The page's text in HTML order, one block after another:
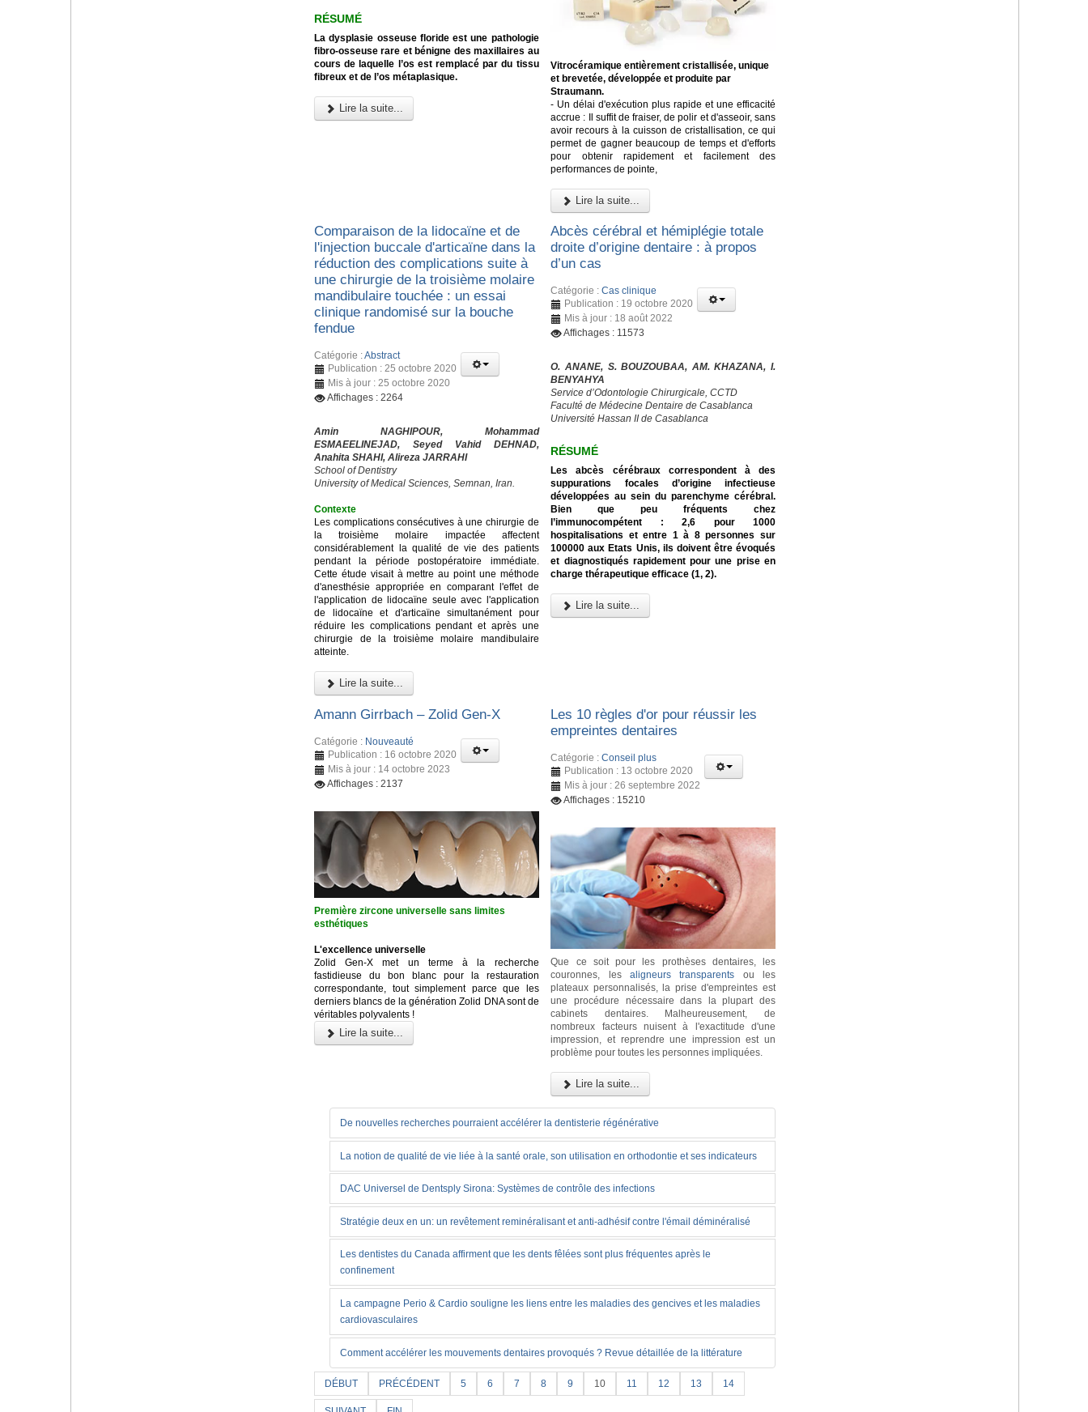
RÉSUMÉ
La dysplasie osseuse floride est une pathologie
fibro-osseuse rare et bénigne des maxillaires au
cours de laquelle l’os est remplacé par du tissu
fibreux et de l’os métaplasique.
Lire la suite...
Vitrocéramique entièrement cristallisée, unique
et brevetée, développée et produite par
Straumann.
- Un délai d'exécution plus rapide et une efficacité
accrue : Il suffit de fraiser, de polir et d'asseoir, sans
avoir recours à la cuisson de cristallisation, ce qui
permet de gagner beaucoup de temps et d'efforts
pour obtenir rapidement et facilement des
performances de pointe,
Lire la suite...
Comparaison de la lidocaïne et de
l'injection buccale d'articaïne dans la
réduction des complications suite à
une chirurgie de la troisième molaire
mandibulaire touchée : un essai
clinique randomisé sur la bouche
fendue
Catégorie :Abstract
Publication : 25 octobre 2020
Mis à jour : 25 octobre 2020
Affichages : 2264
Amin NAGHIPOUR, Mohammad
ESMAEELINEJAD, Seyed Vahid DEHNAD,
Anahita SHAHI, Alireza JARRAHI
School of Dentistry
University of Medical Sciences, Semnan, Iran.
Contexte
Les complications consécutives à une chirurgie de
la troisième molaire impactée affectent
considérablement la qualité de vie des patients
pendant la période postopératoire immédiate.
Cette étude visait à mettre au point une méthode
d'anesthésie appropriée en comparant l'effet de
l'application de lidocaïne seule avec l'application
de lidocaïne et d'articaïne simultanément pour
réduire les complications pendant et après une
chirurgie de la troisième molaire mandibulaire
atteinte.
Lire la suite...
Abcès cérébral et hémiplégie totale
droite d’origine dentaire : à propos
d’un cas
Catégorie :Cas clinique
Publication : 19 octobre 2020
Mis à jour : 18 août 2022
Affichages : 11573
O. ANANE, S. BOUZOUBAA, AM. KHAZANA, I.
BENYAHYA
Service d’Odontologie Chirurgicale, CCTD
Faculté de Médecine Dentaire de Casablanca
Université Hassan II de Casablanca
RÉSUMÉ
Les abcès cérébraux correspondent à des
suppurations focales d’origine infectieuse
développées au sein du parenchyme cérébral.
Bien que peu fréquents chez
l’immunocompétent : 2,6 pour 1000
hospitalisations et entre 1 à 8 personnes sur
100000 aux Etats Unis, ils doivent être évoqués
et diagnostiqués rapidement pour une prise en
charge thérapeutique efficace (1, 2).
Lire la suite...
Amann Girrbach – Zolid Gen-X
Catégorie : Nouveauté
Publication : 16 octobre 2020
Mis à jour : 14 octobre 2023
Affichages : 2137
Première zircone universelle sans limites
esthétiques
L'excellence universelle
Zolid Gen-X met un terme à la recherche
fastidieuse du bon blanc pour la restauration
correspondante, tout simplement parce que les
derniers blancs de la génération Zolid DNA sont de
véritables polyvalents !
Lire la suite...
Les 10 règles d'or pour réussir les
empreintes dentaires
Catégorie :Conseil plus
Publication : 13 octobre 2020
Mis à jour : 26 septembre 2022
Affichages : 15210
Que ce soit pour les prothèses dentaires, les
couronnes, les aligneurs transparents ou les
plateaux personnalisés, la prise d'empreintes est
une procédure nécessaire dans la plupart des
cabinets dentaires. Malheureusement, de
nombreux facteurs nuisent à l'exactitude d'une
impression, et reprendre une impression est un
problème pour toutes les personnes impliquées.
Lire la suite...
De nouvelles recherches pourraient accélérer la dentisterie régénérative
La notion de qualité de vie liée à la santé orale, son utilisation en orthodontie et ses indicateurs
DAC Universel de Dentsply Sirona: Systèmes de contrôle des infections
Stratégie deux en un: un revêtement reminéralisant et anti-adhésif contre l'émail déminéralisé
Les dentistes du Canada affirment que les dents fêlées sont plus fréquentes après le
confinement
La campagne Perio & Cardio souligne les liens entre les maladies des gencives et les maladies
cardiovasculaires
Comment accélérer les mouvements dentaires provoqués ? Revue détaillée de la littérature
DÉBUT PRÉCÉDENT 5 6 7 8 9 10 11 12 13 14